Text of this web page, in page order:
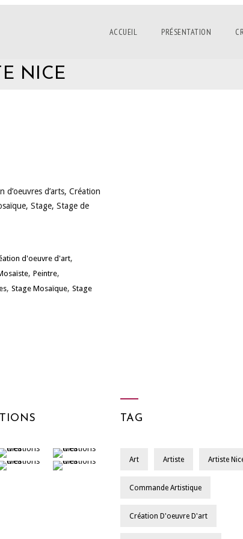
ACCUEIL PRÉSENTATION
NICE
d’arts, Création
Stage, Stage de
d'oeuvre d'art,
, Peintre,
, Stage Mosaïque, Stage
TAG
Art Artiste Artiste
Commande Artistique
Création D'oeuvre D'art